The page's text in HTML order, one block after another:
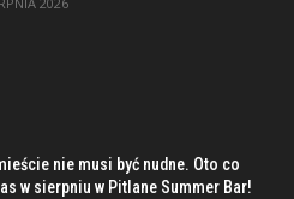
nie musi być nudne. Oto co
w sierpniu w Pitlane Summer Bar!